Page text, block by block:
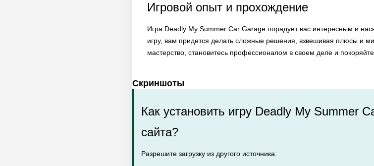
Игровой опыт и прохождение
Игра Deadly My Summer Car Garage порадует вас интересным и
игру, вам придется делать сложные решения, взвешивая плюсы и
мастерство, становитесь профессионалом в своем деле и
Скриншоты
Как установить игру Deadly My
сайта?
Разрешите загрузку из другого источника: